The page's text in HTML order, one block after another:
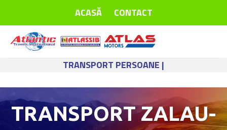
ACASĂ CONTACT
TRANSPORT PERSOANE |
TRANSPORT ZALAU-